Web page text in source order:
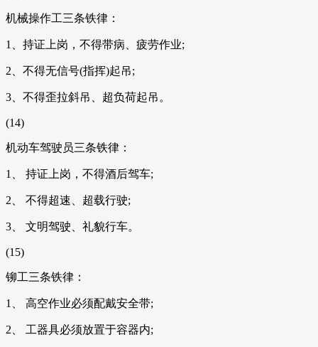
机械操作工三条铁律：
1、持证上岗，不得带病、疲劳作业;
2、不得无信号(指挥)起吊;
3、不得歪拉斜吊、超负荷起吊。
(14)
机动车驾驶员三条铁律：
1、 持证上岗，不得酒后驾车;
2、 不得超速、超载行驶;
3、 文明驾驶、礼貌行车。
(15)
铆工三条铁律：
1、 高空作业必须配戴安全带;
2、 工器具必须放置于容器内;